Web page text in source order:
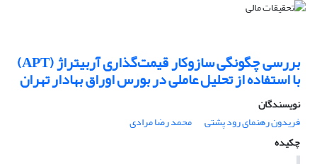
بررسی چگونگی سازوکار قیمت‌گذاری آربیتراژ (APT)
با استفاده از تحلیل عاملی در بورس اوراق بهادار تهران
نویسندگان
فریدون رهنمای رود پشتی
محمد رضا مرادی
چکیده